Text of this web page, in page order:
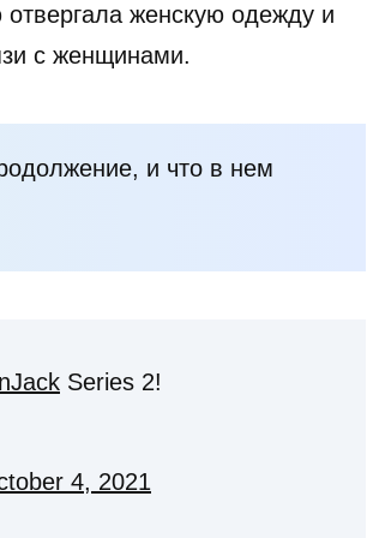
женскую одежду и
с женщинами.
и что в нем
Series 2!
4, 2021